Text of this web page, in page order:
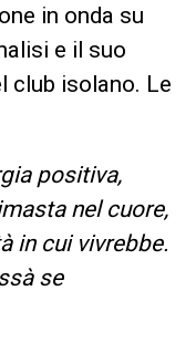
in onda su
e il suo
club isolano. Le
positiva,
nel cuore,
in cui vivrebbe.
se